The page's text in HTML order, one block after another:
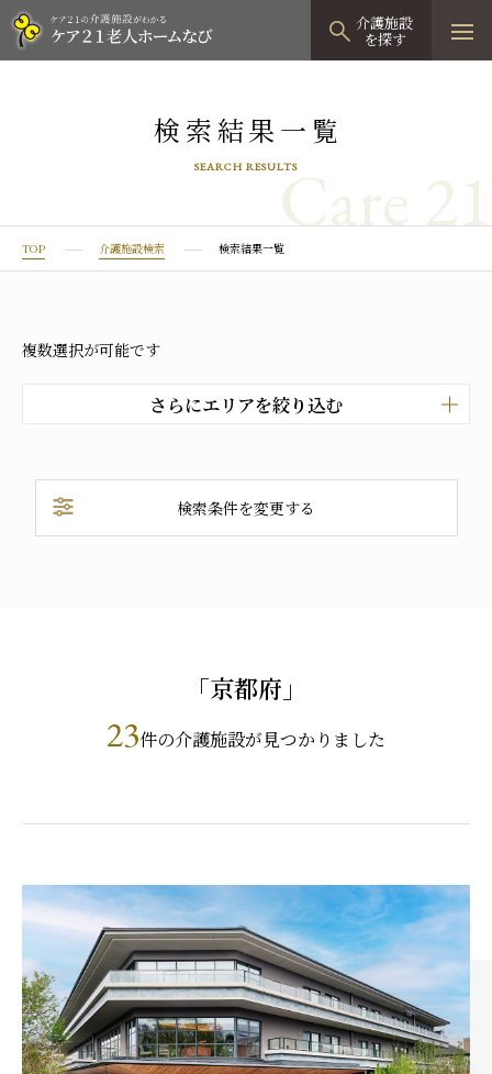
介護施設
を探す
見学予約
有料老人ホームTOP
プレザンリュクス
プレザンメゾン
有料老人ホームとは
グループホーム
認知症対応型グループホームTOP
認知症対応型グループホームとは
小規模多機能型居宅介護
たのしい家
tel0120-944-821
9:00～18:00（年末年始を除く）
運営会社
プライバシーポリシー
採用情報
検索結果一覧
SEARCH RESULTSCare 21
TOP 介護施設検索 検索結果一覧
複数選択が可能です
さらにエリアを絞り込む
京都市
検索条件を変更する
「京都府」
23件の介護施設が見つかりました